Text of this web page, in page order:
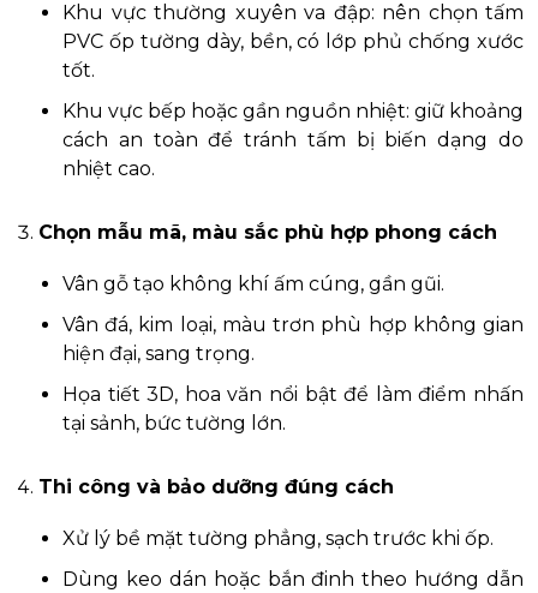
Khu vực thường xuyên va đập: nên chọn tấm
PVC ốp tường dày, bền, có lớp phủ chống xước
tốt.
Khu vực bếp hoặc gần nguồn nhiệt: giữ khoảng
cách an toàn để tránh tấm bị biến dạng do
nhiệt cao.
Chọn mẫu mã, màu sắc phù hợp phong cách
Vân gỗ tạo không khí ấm cúng, gần gũi.
Vân đá, kim loại, màu trơn phù hợp không gian
hiện đại, sang trọng.
Họa tiết 3D, hoa văn nổi bật để làm điểm nhấn
tại sảnh, bức tường lớn.
Thi công và bảo dưỡng đúng cách
Xử lý bề mặt tường phẳng, sạch trước khi ốp.
Dùng keo dán hoặc bắn đinh theo hướng dẫn